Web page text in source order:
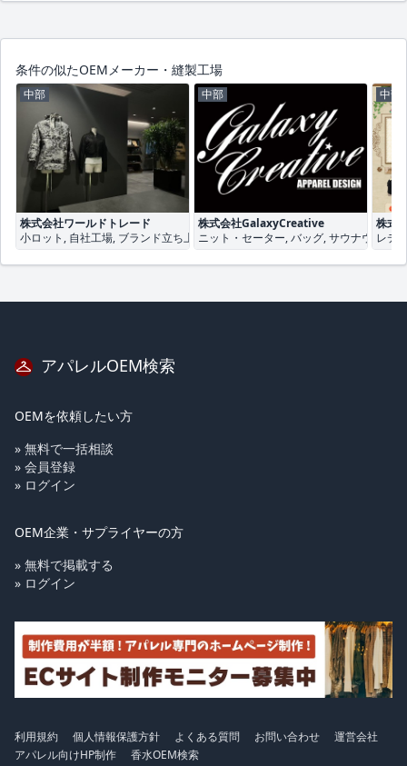
条件の似たOEMメーカー・縫製工場
中部
株式会社ワールドトレード
小ロット, 自社工場, ブランド立ち上げ
中部
株式会社GalaxyCreative
ニット・セーター, バッグ, サウナウェア
中部
株式
レデ
アパレルOEM検索
OEMを依頼したい方
» 無料で一括相談
» 会員登録
» ログイン
OEM企業・サプライヤーの方
» 無料で掲載する
» ログイン
利用規約 個人情報保護方針 よくある質問 お問い合わせ
運営会社
アパレル向けHP制作
香水OEM検索